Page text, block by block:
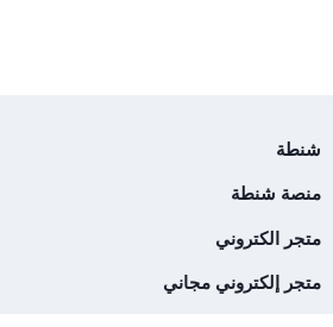
شنطة
منصة شنطة
متجر الكتروني
متجر إلكتروني مجاني